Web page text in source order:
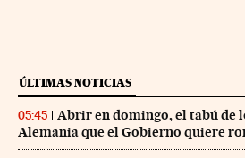
ÚLTIMAS NOTICIAS
05:45
Abrir en domingo, el tabú de
Alemania que el Gobierno quiere